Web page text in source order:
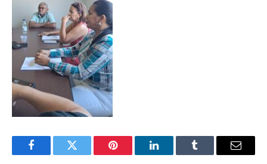
FacebookTwitter Pinterest LinkedInTumblr Email